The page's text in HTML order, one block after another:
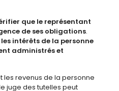
que le représentant
de ses obligations.
les intérêts de la personne
administrés et
les revenus de la personne
juge des tutelles peut